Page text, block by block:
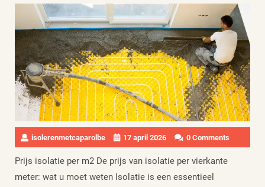
isolerenmetcaparolbe 17 april 2026 0 Comments
Prijs isolatie per m2 De prijs van isolatie per vierkante
meter: wat u moet weten Isolatie is een essentieel